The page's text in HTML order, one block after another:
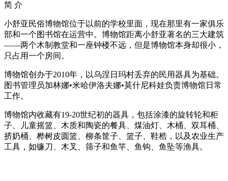
简 介
小舒亚民俗博物馆位于以前的学校里面，现在那里有一家俱乐
部和一个图书馆在运营中。博物馆距离小舒亚著名的三大建筑
——两个木制教堂和一座钟楼不远，但是博物馆本身却很小，
只占用一个房间。
博物馆创办于2010年，以乌涅日玛村丢弃的民用器具为基础。
图书管理员加林娜•米哈伊洛夫娜•莫什尼科娃负责博物馆日常
工作。
博物馆内收藏有19-20世纪初的器具，包括涂漆的旋转轮和柜
子、儿童摇篮、木质和陶瓷的餐具、煤油灯、木桶、双耳桶、
挤奶桶、桦树皮圆篮、柳条筐子、篮子、鞋梏，以及农业生产
工具，如镰刀、木叉、筛子和鱼竿、鱼钩、鱼坠等渔具。